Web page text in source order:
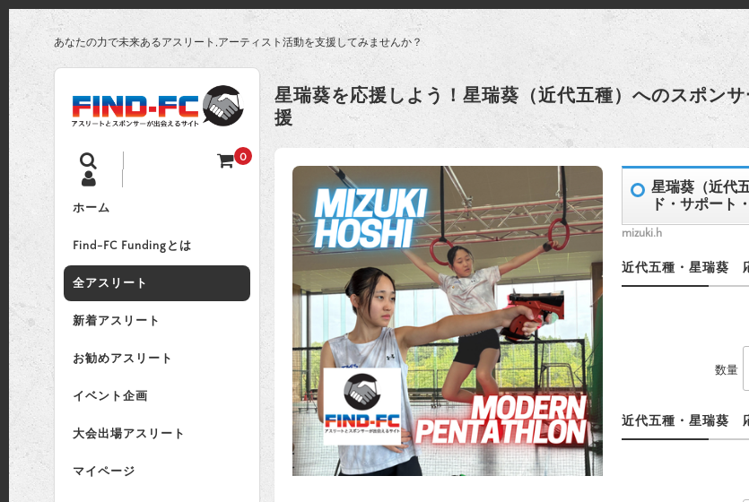
あなたの力で未来あるアスリート,アーティスト活動を支援してみませんか？
0
ホーム
Find-FC Fundingとは
全アスリート
新着アスリート
お勧めアスリート
イベント企画
大会出場アスリート
マイページ
星瑞葵を応援しよう！星瑞葵（近代五種）へのスポン
援
星瑞葵（近代
ド・サポート
mizuki.h
近代五種・星瑞葵
数量
近代五種・星瑞葵